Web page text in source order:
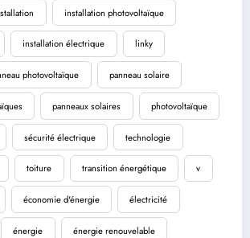
installation photovoltaïque
installation électrique linky
photovoltaïque panneau solaire
panneaux solaires photovoltaïque
sécurité électrique technologie
toiture transition énergétique v
économie d'énergie électricité
énergie énergie renouvelable